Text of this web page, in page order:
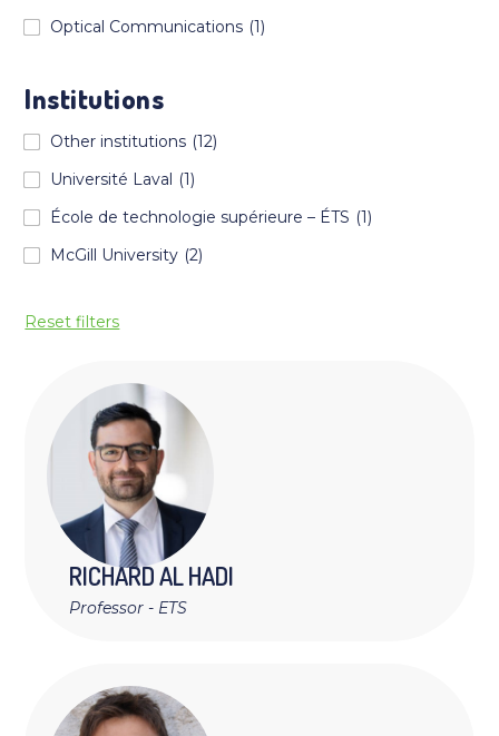
Optical Communications (1)
Institutions
Other institutions (12)
Université Laval (1)
École de technologie supérieure – ÉTS (1)
McGill University (2)
Reset filters
RICHARDAL HADI
Professor - ETS